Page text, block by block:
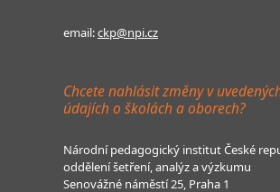
email:ckp@npi.cz
Chcete nahlásit změny v
údajích o školách a oborech?
Národní pedagogický institut České
oddělení šetření, analýz a výzkumu
Senovážné náměstí 25, Praha 1